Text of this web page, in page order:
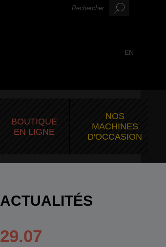
EN
BOUTIQUE
EN LIGNE
NOS
MACHINES
D'OCCASION
ACTUALITÉS
29.07